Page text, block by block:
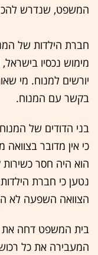
המשפט, שנדרש
חברת הילדות של
מימוש נכסיו
יורשים למנוח. מי
בקשר עם המנוח.
בני הדודים של
כי אין מדובר
הוא היה חסר כשירות
נטען כי חברת
הצוואה השפעה לא
בית המשפט דחה את
המעבירה את כל